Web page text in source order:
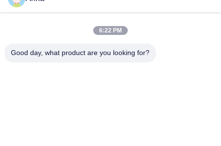
Наш адрес
6:22 PM
Good day, what product are you looking for?